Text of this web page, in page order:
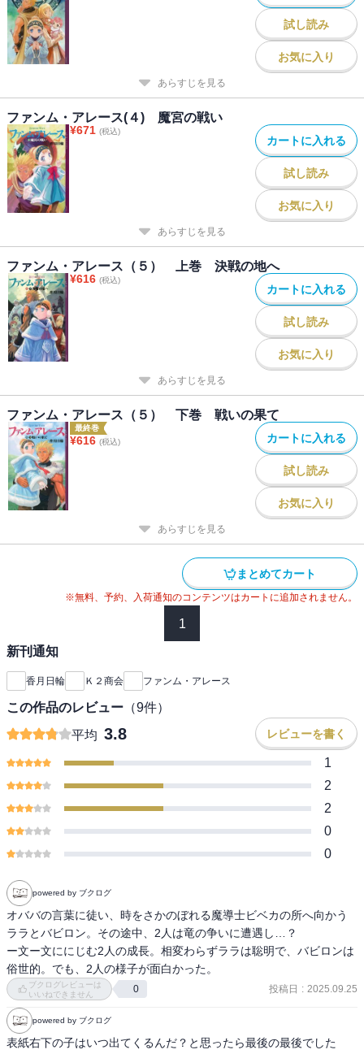
試し読み
お気に入り
あらすじを見る
ファンム・アレース(４) 魔宮の戦い
¥671 (税込)
カートに入れる
試し読み
お気に入り
あらすじを見る
ファンム・アレース（５） 上巻 決戦の地へ
¥616 (税込)
カートに入れる
試し読み
お気に入り
あらすじを見る
ファンム・アレース（５） 下巻 戦いの果て
最終巻
¥616 (税込) カートに入れる
試し読み
お気に入り
あらすじを見る
まとめてカート
※無料、予約、入荷通知のコンテンツはカートに追加されません。
1
新刊通知
香月日輪 Ｋ２商会 ファンム・アレース
この作品のレビュー （9件）
平均 3.8 レビューを書く
1
2
2
0
0
powered by ブクログ
オババの言葉に徒い、時をさかのぼれる魔導士ビベカの所へ向かう
ララとバビロン。その途中、2人は竜の争いに遭遇し…？
ー文ー文ににじむ2人の成長。相変わらずララは聡明で、バビロンは
俗世的。でも、2人の様子が面白かった。
ブクログレビューは
いいねできません
0 投稿日 : 2025.09.25
powered by ブクログ
表紙右下の子はいつ出てくるんだ？と思ったら最後の最後でした